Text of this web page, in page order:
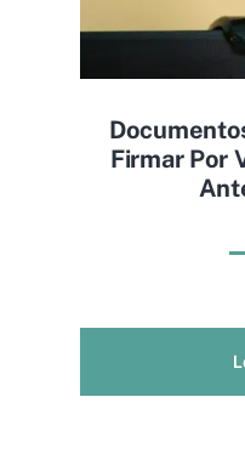
Firmar Por